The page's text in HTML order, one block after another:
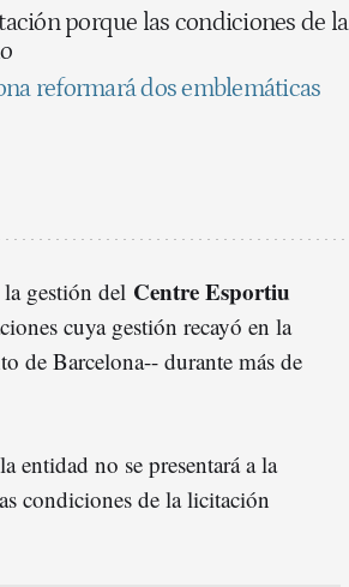
porque las condiciones de la
reformará dos emblemáticas
gestión del Centre Esportiu
cuya gestión recayó en la
de Barcelona-- durante más de
entidad no se presentará a la
condiciones de la licitación